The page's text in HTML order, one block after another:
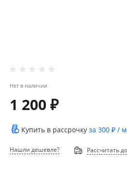
Нет в наличии
1 200 ₽
Купить в рассрочку за 300 ₽ /
Нашли дешевле? Рассчитать